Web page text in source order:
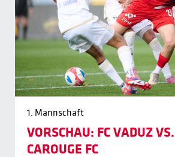
1. Mannschaft
VORSCHAU: FC VADUZ
CAROUGE FC